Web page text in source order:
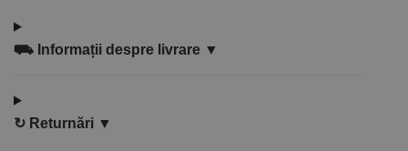
⛟ Informații despre livrare ▼
↻ Returnări ▼